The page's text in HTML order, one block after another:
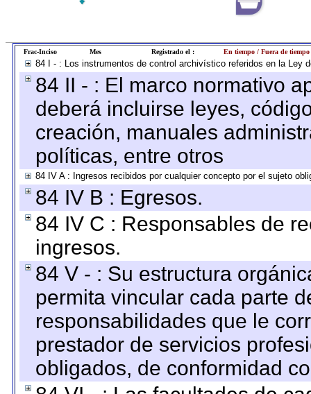
Frac-Inciso Mes Registrado el : En tiempo / Fuera de tiempo
84 I - : Los instrumentos de control archivístico referidos en la Ley
84 II - : El marco normativo
deberá incluirse leyes,
creación, manuales
políticas, entre otros
84 IV A : Ingresos recibidos por cualquier concepto por el sujeto
84 IV B : Egresos.
84 IV C : Responsables de
ingresos.
84 V - : Su estructura
permita vincular cada parte
responsabilidades que le
prestador de servicios
obligados, de conformidad